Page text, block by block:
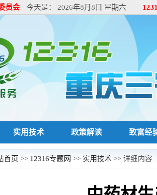
员会 今天是： 2026年8月8日 星期六
实用技术 政策解读 致富经
首页 >> 12316专题网 >> 实用技术 >> 详细内容